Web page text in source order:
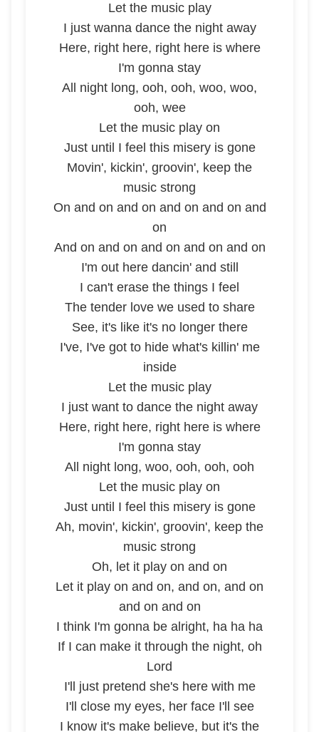
Let the music play
I just wanna dance the night away
Here, right here, right here is where
I'm gonna stay
All night long, ooh, ooh, woo, woo,
ooh, wee
Let the music play on
Just until I feel this misery is gone
Movin', kickin', groovin', keep the
music strong
On and on and on and on and on and
on
And on and on and on and on and on
I'm out here dancin' and still
I can't erase the things I feel
The tender love we used to share
See, it's like it's no longer there
I've, I've got to hide what's killin' me
inside
Let the music play
I just want to dance the night away
Here, right here, right here is where
I'm gonna stay
All night long, woo, ooh, ooh, ooh
Let the music play on
Just until I feel this misery is gone
Ah, movin', kickin', groovin', keep the
music strong
Oh, let it play on and on
Let it play on and on, and on, and on
and on and on
I think I'm gonna be alright, ha ha ha
If I can make it through the night, oh
Lord
I'll just pretend she's here with me
I'll close my eyes, her face I'll see
I know it's make believe, but it's the